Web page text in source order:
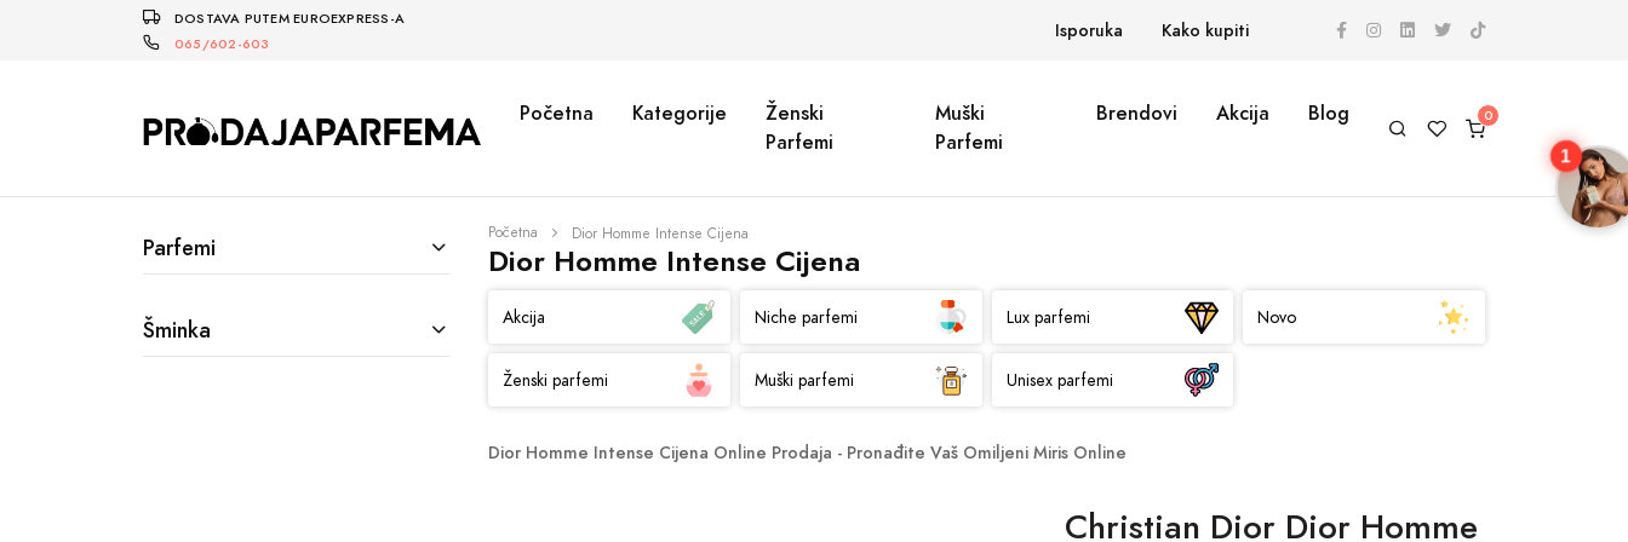
DOSTAVA PUTEM EUROEXPRESS-A
065/602-603
Isporuka Kako kupiti
Početna Kategorije
Ženski
Parfemi
Muški
Parfemi
Brendovi Akcija Blog
Parfemi
Šminka
Početna Dior Homme Intense Cijena
Dior Homme Intense Cijena
Akcija Niche parfemi Lux parfemi Novo
Ženski parfemi Muški parfemi Unisex parfemi
Dior Homme Intense Cijena Online Prodaja - Pronađite Vaš Omiljeni Miris Online
Christian Dior Dior Homme
1